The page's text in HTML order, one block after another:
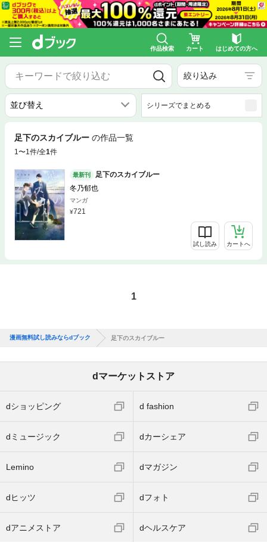
作品検索 カート はじめての方へ
絞り込み
シリーズでまとめる
足下のスカイブルー の作品一覧
1〜1件/全1件
最新刊
足下のスカイブルー
冬乃郁也
マンガ
721
試し読み カートへ
1
漫画無料試し読みならdブック 足下のスカイブルー
dマーケットストア
dショッピング d fashion
dミュージック dカーシェア
Lemino dマガジン
dヒッツ dフォト
dアニメストア dヘルスケア